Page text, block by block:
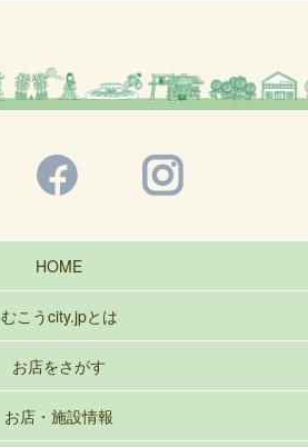
HOME
むこうcity.jpとは
お店をさがす
お店・施設情報